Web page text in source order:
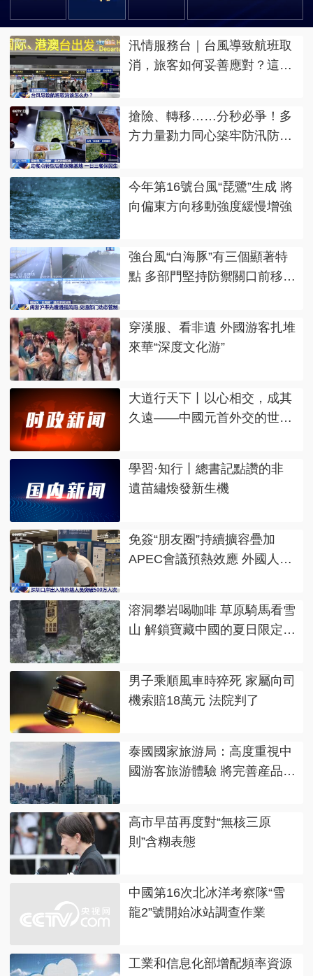
汛情服務台｜台風導致航班取
消，旅客如何妥善應對？這
搶險、轉移……分秒必爭！多
方力量勠力同心築牢防汛防台
今年第16號台風“琵鷺”生成 將
向偏東方向移動強度緩慢增強
強台風“白海豚”有三個顯著特
點 多部門堅持防禦關口前移保
穿漢服、看非遺 外國游客扎堆
來華“深度文化游”
大道行天下丨以心相交，成其
久遠——中國元首外交的世界
學習·知行丨總書記點讚的非
遺苗繡煥發新生機
免簽“朋友圈”持續擴容疊加
APEC會議預熱效應 外國人來
溶洞攀岩喝咖啡 草原騎馬看雪
山 解鎖寶藏中國的夏日限定體
男子乘順風車時猝死 家屬向司
機索賠18萬元 法院判了
泰國國家旅游局：高度重視中
國游客旅游體驗 將完善産品和
高市早苗再度對“無核三原
則”含糊表態
中國第16次北冰洋考察隊“雪
龍2”號開始冰站調查作業
工業和信息化部增配頻率資源